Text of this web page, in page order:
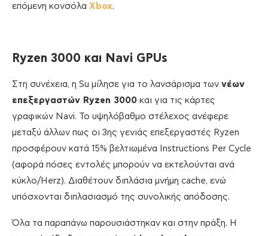
επόμενη κονσόλα Xbox.
Ryzen 3000 και Navi GPUs
Στη συνέχεια, η Su μίλησε για το λανσάρισμα των νέων
επεξεργαστών Ryzen 3000 και για τις κάρτες
γραφικών Navi. Το υψηλόβαθμο στέλεχος ανέφερε
μεταξύ άλλων πως οι 3ης γενιάς επεξεργαστές Ryzen
προσφέρουν κατά 15% βελτιωμένα Ιnstructions Ρer Cycle
(αφορά πόσες εντολές μπορούν να εκτελούνται ανά
κύκλο/Herz). Διαθέτουν διπλάσια μνήμη cache, ενώ
υπόσχονται διπλασιασμό της συνολικής απόδοσης.
Όλα τα παραπάνω παρουσιάστηκαν και στην πράξη. Η